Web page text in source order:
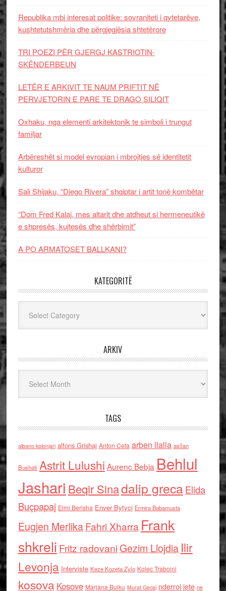
Republika mbi interesat politike: sovraniteti i qytetarëve,
kushtetutshmëria dhe përgjegjësia shtetërore
TRI POEZI PËR GJERGJ KASTRIOTIN-
SKËNDERBEUN
LETËR E ARKIVIT TE NAUM PRIFTIT NË
PERVJETORIN E PARE TE DRAGO SILIQIT
Oxhaku, nga elementi arkitektonik te simboli i trungut
familjar
Arbëreshët si model evropian i mbrojtjes së identitetit
kulturor
Sali Shijaku, “Diego Rivera” shqiptar i artit tonë kombëtar
“Dom Fred Kalaj, mes altarit dhe atdheut si hermeneutikë
e shpresës, kujtesës dhe shërbimit”
A PO ARMATOSET BALLKANI?
KATEGORITË
ARKIV
TAGS
albano kolonjari alfons Grishaj Anton Cefa arben llalla asllan
Bushati Astrit Lulushi Aurenc Bebja Behlul
Jashari Beqir Sinadalip grecaElida
Buçpapaj Elmi Berisha Enver Bytyci Ermira Babamusta
Eugjen MerlikaFahri Xharra Frank
shkreli Fritz radovaniGezim Llojdia Ilir
Levonja Interviste Keze Kozeta Zylo Kolec Traboini
kosova Kosove Marjana Bulku Murat Gecaj nderroi jete ne